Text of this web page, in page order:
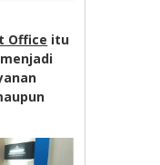
Office itu